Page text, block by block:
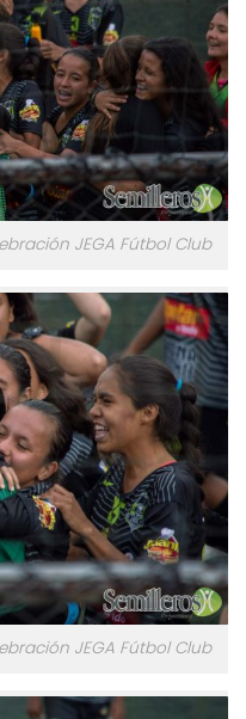
JEGA Fútbol Club
JEGA Fútbol Club